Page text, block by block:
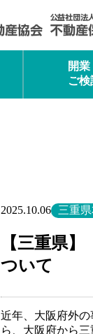
開
ご検
2025.10.06 三重
【三重県
ついて
近年、大阪府外
ら、大阪府から